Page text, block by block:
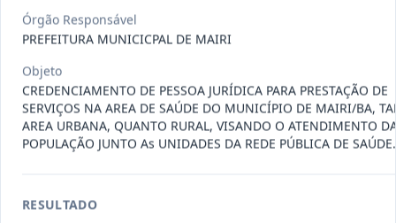
011-
Termo
Inicial
Contratação de empresa especializada
Situação: Encerrado Data:04/08/2026 Ver detalhes
010-
Constitui o objeto do presente
Órgão Responsável
PREFEITURA MUNICICPAL DE MAIRI
Objeto
CREDENCIAMENTO DE PESSOA JURÍDICA PARA PRESTAÇÃO DE
SERVIÇOS NA AREA DE SAÚDE DO MUNICÍPIO DE MAIRI/BA,
AREA URBANA, QUANTO RURAL, VISANDO O ATENDIMENTO
POPULAÇÃO JUNTO As UNIDADES DA REDE PÚBLICA DE SAÚDE.
RESULTADO